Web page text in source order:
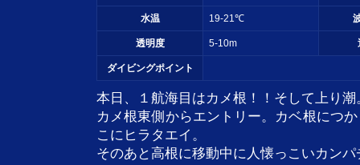
水温 19-21℃
透明度 5-10m
ダイビングポイント
本日、１航海目はカメ根！！そして上り潮
カメ根東側からエントリー。カベ根につ
こにヒラタエイ。
そのあと高根に移動中に人懐っこいカン